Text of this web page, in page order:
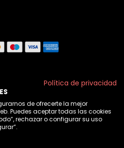
de cookies
Política de privacidad
de ofrecerte la mejor
Puedes aceptar todas las cookies
rechazar o configurar su uso